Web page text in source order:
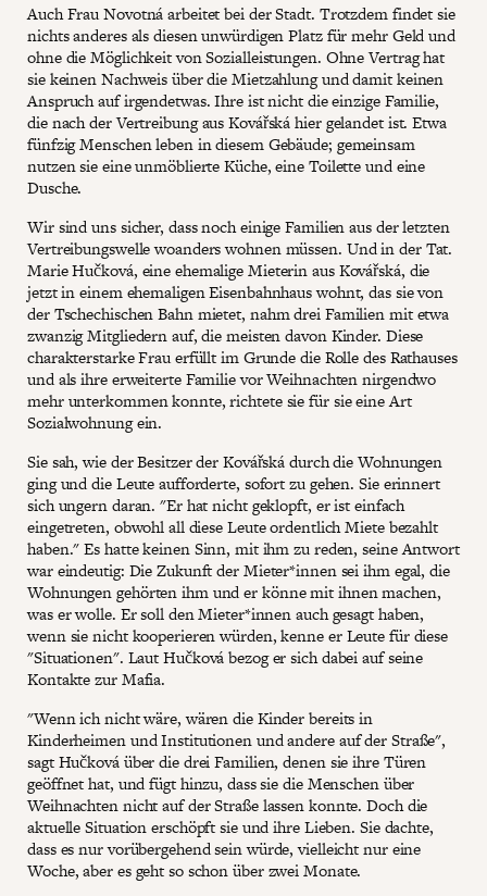
Auch Frau Novotná arbeitet bei der Stadt. Trotzdem findet sie
nichts anderes als diesen unwürdigen Platz für mehr Geld und
ohne die Möglichkeit von Sozialleistungen. Ohne Vertrag hat
sie keinen Nachweis über die Mietzahlung und damit keinen
Anspruch auf irgendetwas. Ihre ist nicht die einzige Familie,
die nach der Vertreibung aus Kovářská hier gelandet ist. Etwa
fünfzig Menschen leben in diesem Gebäude; gemeinsam
nutzen sie eine unmöblierte Küche, eine Toilette und eine
Dusche.
Wir sind uns sicher, dass noch einige Familien aus der letzten
Vertreibungswelle woanders wohnen müssen. Und in der Tat.
Marie Hučková, eine ehemalige Mieterin aus Kovářská, die
jetzt in einem ehemaligen Eisenbahnhaus wohnt, das sie von
der Tschechischen Bahn mietet, nahm drei Familien mit etwa
zwanzig Mitgliedern auf, die meisten davon Kinder. Diese
charakterstarke Frau erfüllt im Grunde die Rolle des Rathauses
und als ihre erweiterte Familie vor Weihnachten nirgendwo
mehr unterkommen konnte, richtete sie für sie eine Art
Sozialwohnung ein.
Sie sah, wie der Besitzer der Kovářská durch die Wohnungen
ging und die Leute aufforderte, sofort zu gehen. Sie erinnert
sich ungern daran. "Er hat nicht geklopft, er ist einfach
eingetreten, obwohl all diese Leute ordentlich Miete bezahlt
haben." Es hatte keinen Sinn, mit ihm zu reden, seine Antwort
war eindeutig: Die Zukunft der Mieter*innen sei ihm egal, die
Wohnungen gehörten ihm und er könne mit ihnen machen,
was er wolle. Er soll den Mieter*innen auch gesagt haben,
wenn sie nicht kooperieren würden, kenne er Leute für diese
"Situationen". Laut Hučková bezog er sich dabei auf seine
Kontakte zur Mafia.
"Wenn ich nicht wäre, wären die Kinder bereits in
Kinderheimen und Institutionen und andere auf der Straße",
sagt Hučková über die drei Familien, denen sie ihre Türen
geöffnet hat, und fügt hinzu, dass sie die Menschen über
Weihnachten nicht auf der Straße lassen konnte. Doch die
aktuelle Situation erschöpft sie und ihre Lieben. Sie dachte,
dass es nur vorübergehend sein würde, vielleicht nur eine
Woche, aber es geht so schon über zwei Monate.